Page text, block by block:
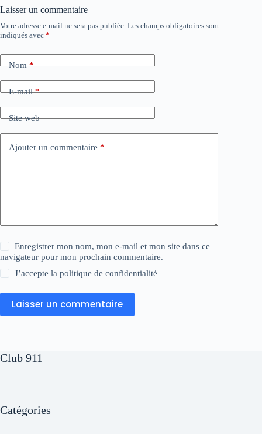
Laisser un commentaire
Votre adresse e-mail ne sera pas publiée. Les champs obligatoires sont
indiqués avec *
Nom*
E-mail*
Site web
Ajouter un commentaire *
Enregistrer mon nom, mon e-mail et mon site dans ce
navigateur pour mon prochain commentaire.
J’accepte lapolitique de confidentialité
Laisser un commentaire
Club 911
Catégories